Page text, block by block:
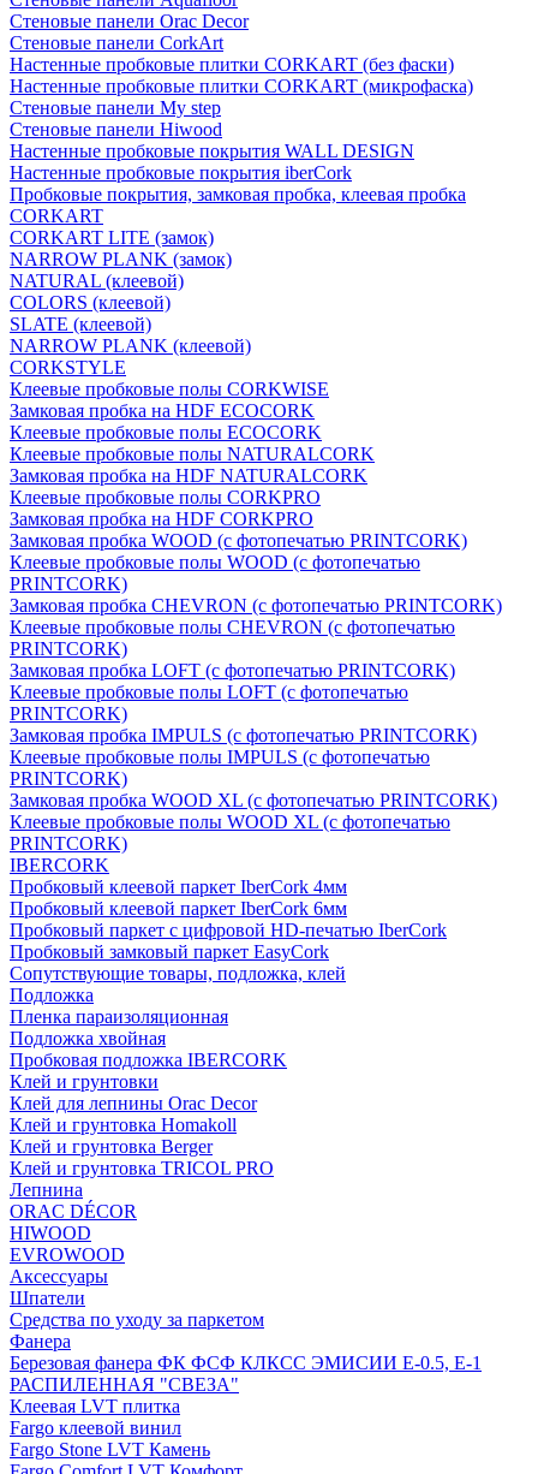
Стеновые панели Orac Decor
Стеновые панели CorkArt
Настенные пробковые плитки CORKART (без фаски)
Настенные пробковые плитки CORKART (микрофаска)
Стеновые панели My step
Стеновые панели Hiwood
Настенные пробковые покрытия WALL DESIGN
Настенные пробковые покрытия iberCork
Пробковые покрытия, замковая пробка, клеевая пробка
CORKART
CORKART LITE (замок)
NARROW PLANK (замок)
NATURAL (клеевой)
COLORS (клеевой)
SLATE (клеевой)
NARROW PLANK (клеевой)
CORKSTYLE
Клеевые пробковые полы CORKWISE
Замковая пробка на HDF ECOCORK
Клеевые пробковые полы ECOCORK
Клеевые пробковые полы NATURALCORK
Замковая пробка на HDF NATURALCORK
Клеевые пробковые полы CORKPRO
Замковая пробка на HDF CORKPRO
Замковая пробка WOOD (с фотопечатью PRINTCORK)
Клеевые пробковые полы WOOD (с фотопечатью
PRINTCORK)
Замковая пробка CHEVRON (с фотопечатью PRINTCORK)
Клеевые пробковые полы CHEVRON (с фотопечатью
PRINTCORK)
Замковая пробка LOFT (с фотопечатью PRINTCORK)
Клеевые пробковые полы LOFT (с фотопечатью
PRINTCORK)
Замковая пробка IMPULS (с фотопечатью PRINTCORK)
Клеевые пробковые полы IMPULS (с фотопечатью
PRINTCORK)
Замковая пробка WOOD XL (с фотопечатью PRINTCORK)
Клеевые пробковые полы WOOD XL (с фотопечатью
PRINTCORK)
IBERCORK
Пробковый клеевой паркет IberCork 4мм
Пробковый клеевой паркет IberCork 6мм
Пробковый паркет с цифровой HD-печатью IberCork
Пробковый замковый паркет EasyCork
Сопутствующие товары, подложка, клей
Подложка
Пленка параизоляционная
Подложка хвойная
Пробковая подложка IBERCORK
Клей и грунтовки
Клей для лепнины Orac Decor
Клей и грунтовка Homakoll
Клей и грунтовка Berger
Клей и грунтовка TRICOL PRO
Лепнина
ORAC DÉCOR
HIWOOD
EVROWOOD
Аксессуары
Шпатели
Средства по уходу за паркетом
Фанера
Березовая фанера ФК ФСФ КЛКСС ЭМИСИИ Е-0.5, Е-1
РАСПИЛЕННАЯ "СВЕЗА"
Клеевая LVT плитка
Fargo клеевой винил
Fargo Stone LVT Камень